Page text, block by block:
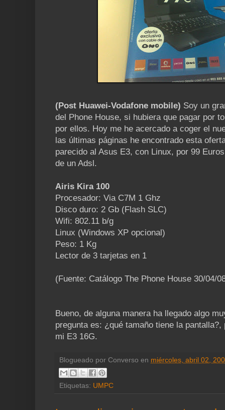
(Post Huawei-Vodafone mobile) Soy un
del Phone House, si hubiera que pagar por
por ellos. Hoy me he acercado a coger el
las últimas páginas he encontrado esta
parecido al Asus E3, con Linux, por 99
de un Adsl.
Airis Kira 100
Procesador: Via C7M 1 Ghz
Disco duro: 2 Gb (Flash SLC)
Wifi: 802.11 b/g
Linux (Windows XP opcional)
Peso: 1 Kg
Lector de 3 tarjetas en 1
(Fuente: Catálogo The Phone House 30/04/
Bueno, de alguna manera ha llegado algo
pregunta es: ¿qué tamaño tiene la
mi E3 16G.
Blogueado por Converso en miércoles, abril 02,
Etiquetas: UMPC